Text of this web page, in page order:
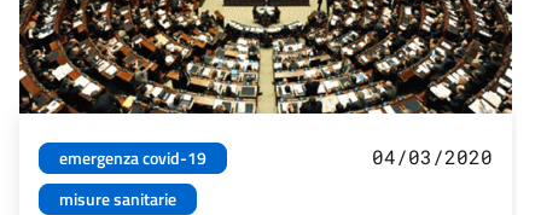
emergenza covid-19
misure sanitarie
04/03/2020